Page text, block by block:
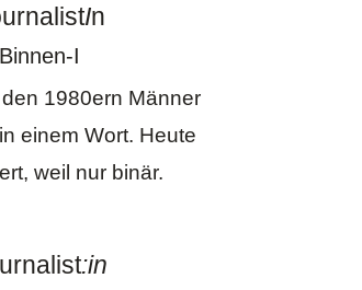
In
Binnen-I
1980ern Männer
einem Wort. Heute
weil nur binär.
:in